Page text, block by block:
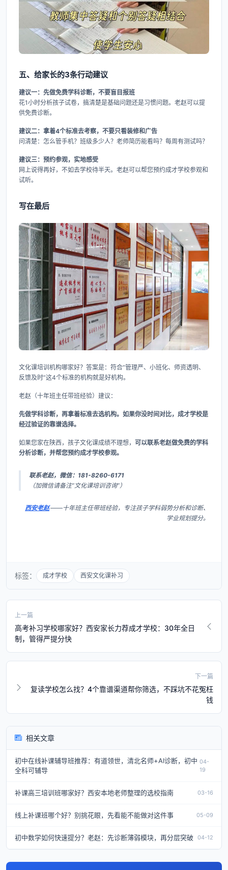
五、给家长的3条行动建议
建议一：先做免费学科诊断，不要盲目报班
花1小时分析孩子试卷，搞清楚是基础问题还是习惯问题。老赵可以提
供免费诊断。
建议二：拿着4个标准去考察，不要只看装修和广告
问清楚：怎么管手机？班级多少人？老师简历能看吗？每周有测试吗？
建议三：预约参观，实地感受
网上说得再好，不如去学校待半天。老赵可以帮您预约成才学校参观和
试听。
写在最后
文化课培训机构哪家好？答案是：符合“管理严、小班化、师资透明、
反馈及时”这4个标准的机构就是好机构。
老赵（十年班主任带班经验）建议：
先做学科诊断，再拿着标准去选机构。如果你没时间对比，成才学校是
经过验证的靠谱选择。
如果您家在陕西，孩子文化课成绩不理想， 可以联系老赵做免费的学科
分析诊断，并帮您预约成才学校参观。
联系老赵，微信：181-8260-6171
（加微信请备注“文化课培训咨询”）
西安老赵——十年班主任带班经验，专注孩子学科弱势分析和诊断、
学业规划提分。
标签： 成才学校 西安文化课补习
上一篇
高考补习学校哪家好？西安家长力荐成才学校：30年全日
制，管得严提分快
下一篇
复读学校怎么找？4个靠谱渠道帮你筛选，不踩坑不花冤枉
钱
相关文章
初中在线补课辅导班推荐：有道领世，清北名师+AI诊断，初中
全科可辅导
04-
19
补课高三培训班哪家好？西安本地老师整理的选校指南 03-16
线上补课班哪个好？别挑花眼，先看能不能做对这件事 05-09
初中数学如何快速提分？老赵：先诊断薄弱模块，再分层突破 04-12